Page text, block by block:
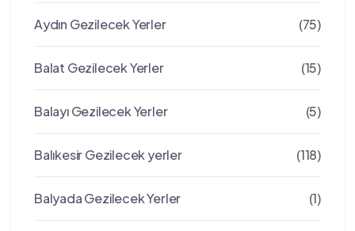
Aydın Gezilecek Yerler (75)
Balat Gezilecek Yerler (15)
Balayı Gezilecek Yerler (5)
Balıkesir Gezilecek yerler (118)
Balyada Gezilecek Yerler (1)